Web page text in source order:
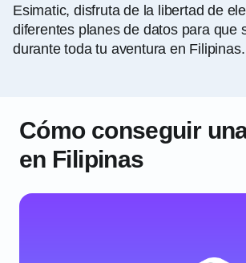
Esimatic, disfruta de la libertad de
diferentes planes de datos para que
durante toda tu aventura en Filipinas.
Cómo conseguir
en Filipinas